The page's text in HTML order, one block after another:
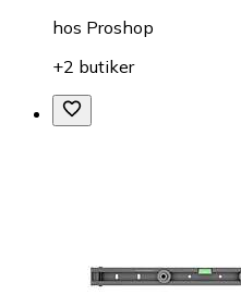
hos Proshop
+2 butiker